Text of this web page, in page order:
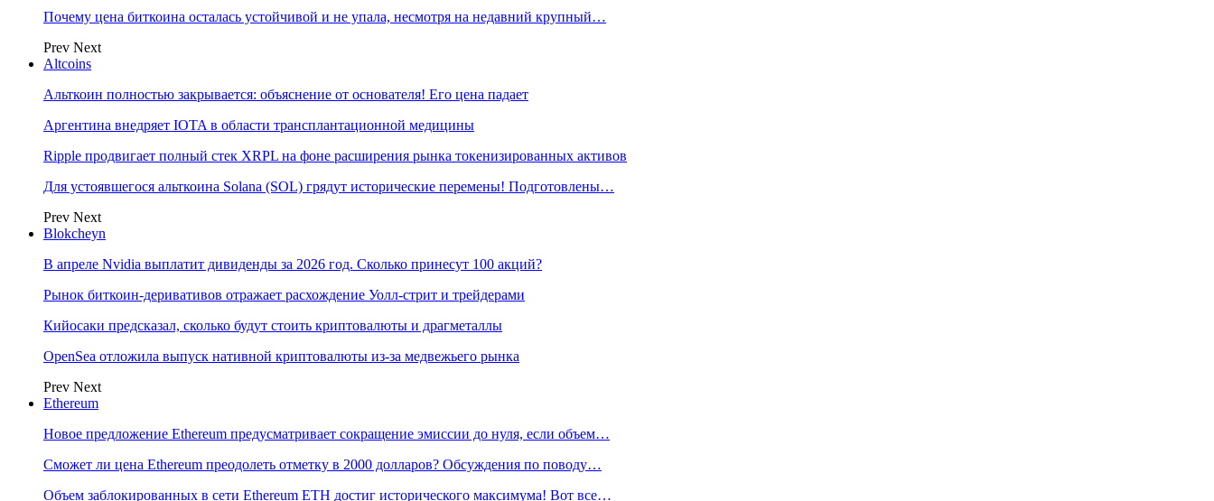
Почему цена биткоина осталась устойчивой и не упала, несмотря на недавний крупный…
Prev Next
Altcoins
Альткоин полностью закрывается: объяснение от основателя! Его цена падает
Аргентина внедряет IOTA в области трансплантационной медицины
Ripple продвигает полный стек XRPL на фоне расширения рынка токенизированных активов
Для устоявшегося альткоина Solana (SOL) грядут исторические перемены! Подготовлены…
Prev Next
Blokcheyn
В апреле Nvidia выплатит дивиденды за 2026 год. Сколько принесут 100 акций?
Рынок биткоин-деривативов отражает расхождение Уолл-стрит и трейдерами
Кийосаки предсказал, сколько будут стоить криптовалюты и драгметаллы
OpenSea отложила выпуск нативной криптовалюты из-за медвежьего рынка
Prev Next
Ethereum
Новое предложение Ethereum предусматривает сокращение эмиссии до нуля, если объем…
Сможет ли цена Ethereum преодолеть отметку в 2000 долларов? Обсуждения по поводу…
Объем заблокированных в сети Ethereum ETH достиг исторического максимума! Вот все…